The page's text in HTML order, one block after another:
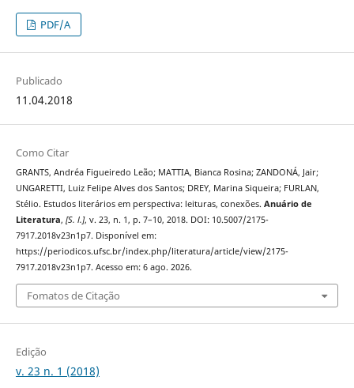
PDF/A
Publicado
11.04.2018
Como Citar
GRANTS, Andréa Figueiredo Leão; MATTIA, Bianca Rosina; ZANDONÁ, Jair;
UNGARETTI, Luiz Felipe Alves dos Santos; DREY, Marina Siqueira; FURLAN,
Stélio. Estudos literários em perspectiva: leituras, conexões. Anuário de
Literatura, [S. l.], v. 23, n. 1, p. 7–10, 2018. DOI: 10.5007/2175-
7917.2018v23n1p7. Disponível em:
https://periodicos.ufsc.br/index.php/literatura/article/view/2175-
7917.2018v23n1p7. Acesso em: 6 ago. 2026.
Fomatos de Citação
Edição
v. 23 n. 1 (2018)